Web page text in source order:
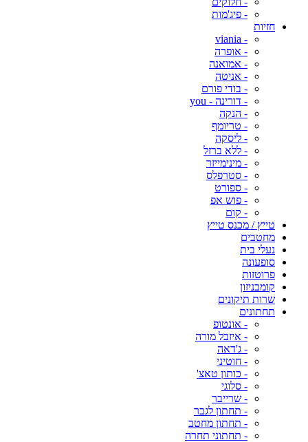
- פיג'מות
חזיות
- viania
- אופרה
- אמואנה
- אניטה
- בודי פורם
- דורינה - you
- הנקה
- טריומף
- ליסקה
- ללא ברזל
- מינימייזר
- סטרפלס
- ספורט
- פוש אפ
- קום
טייץ / מכנס טייץ
מחטבים
נעלי בית
סופעונה
פרוטזות
קומבניזון
שרות תיקונים
תחתונים
- אונטופ
- איזבל מורה
- ג'דאה
- חוטיני
- כותון טאצ'
- סלוגי
- שרייבר
- תחתון לגבר
- תחתון מחטב
- תחתוני תחרה